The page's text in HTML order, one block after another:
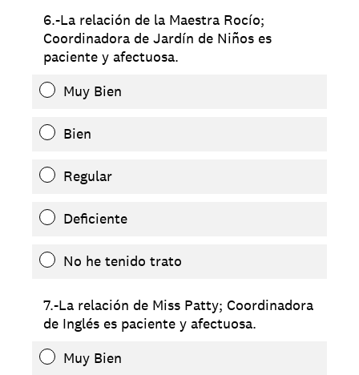
6.-La relación de la Maestra Rocío;
Coordinadora de Jardín de Niños es
paciente y afectuosa.
Muy Bien
Bien
Regular
Deficiente
No he tenido trato
7.-La relación de Miss Patty; Coordinadora
de Inglés es paciente y afectuosa.
Muy Bien